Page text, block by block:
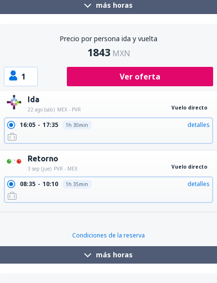
más horas
Precio por persona ida y vuelta
1843 MXN
1 Ver oferta
Ida
22 ago (sáb) MEX - PVR Vuelo directo
16:05 17:35 1h 30min detalles
Retorno
3 sep (jue) PVR - MEX Vuelo directo
08:35 10:10 1h 35min detalles
Condiciones de la reserva
más horas